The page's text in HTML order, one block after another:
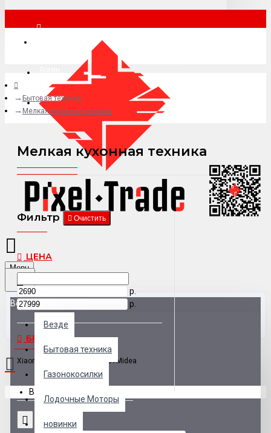
+7 (495) 015-41-41
Menu
Везде
Везде
Бытовая техника
Газонокосилки
Лодочные Моторы
новинки
0 товар(ов) - 0 р.
В корзине пусто!
Бытовая техника
Мелкая кухонная техника
Мелкая кухонная техника
Фильтр Очистить
ЦЕНА
р.
р.
БРЕНД
Xiaomi KAISA VILLA Midea